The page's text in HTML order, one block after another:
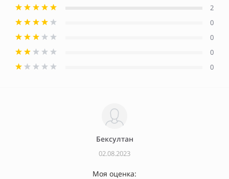
2
0
0
0
0
Бексултан
02.08.2023
Моя оценка: